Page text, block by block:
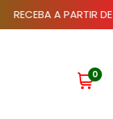
RECEBA A PARTIR
0